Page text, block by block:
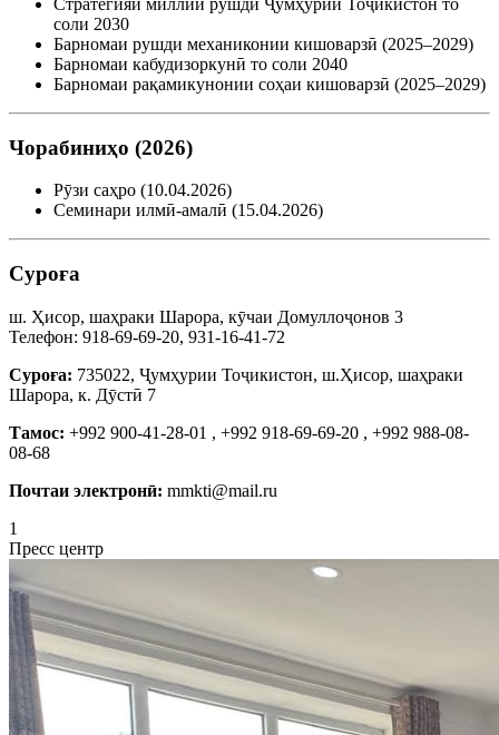
соли 2030
Барномаи рушди механиконии кишоварзӣ (2025–2029)
Барномаи кабудизоркунӣ то соли 2040
Барномаи рақамикунонии соҳаи кишоварзӣ (2025–2029)
Чорабиниҳо (2026)
Рӯзи саҳро (10.04.2026)
Семинари илмӣ-амалӣ (15.04.2026)
Суроға
ш. Ҳисор, шаҳраки Шарора, кӯчаи Домуллоҷонов 3
Телефон: 918-69-69-20, 931-16-41-72
Суроға: 735022, Ҷумҳурии Тоҷикистон, ш.Ҳисор, шаҳраки
Шарора, к. Дӯстӣ 7
Тамос: +992 900-41-28-01 , +992 918-69-69-20 , +992 988-08-
08-68
Почтаи электронӣ: mmkti@mail.ru
1
Пресс центр